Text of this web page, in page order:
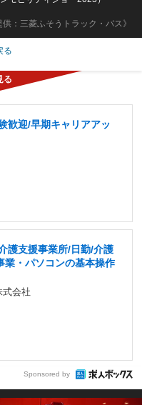
供：三菱ふそうトラック・バス》
る
歓迎/早期キャリアアッ
護支援事業所/日勤/介護
業・パソコンの基本操作
式会社
Sponsored by